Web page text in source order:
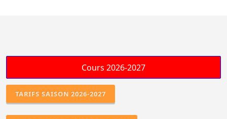
TARIFS SAISON 2026-2027